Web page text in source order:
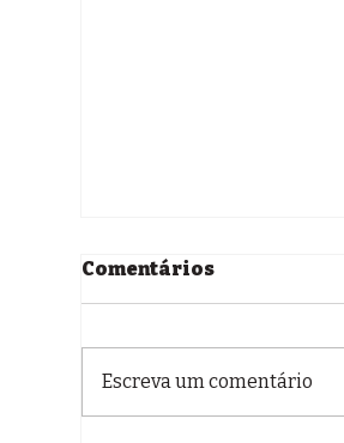
Comentários
Escreva um comentário